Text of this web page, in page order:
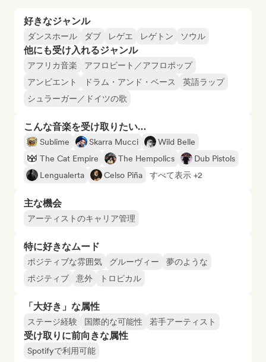
好きなジャンル
ダンスホール ダブ レゲエ レゲトン ソウル
他にも受け入れるジャンル
アフリカ音楽
アフロビート／アフロポップ
アンビエント
ドラム・アンド・ベース
英語ラップ
シュラーガー／ドイツの歌
こんな音楽を受け取りたい…
Sublime Skarra Mucci
Wild Belle
The Cat Empire
The Hempolics
Dub Pistols
Lengualerta
Celso Piña すべて表示 +2
主な機会
アーティストのキャリア管理
特に好きなムード
ポジティブな雰囲気 グルーヴィー
夢のような
ポジティブ
意外 トロピカル
「大好き」な属性
ステージ経験 国際的な可能性 若手アーティスト
受け取りに前向きな属性
Spotifyで利用可能